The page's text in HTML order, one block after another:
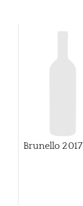
Brunello 2017